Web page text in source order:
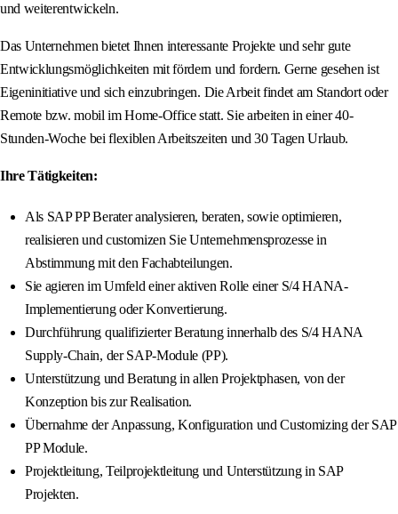
und weiterentwickeln.
Das Unternehmen bietet Ihnen interessante Projekte und sehr gute
Entwicklungsmöglichkeiten mit fördern und fordern. Gerne gesehen ist
Eigeninitiative und sich einzubringen. Die Arbeit findet am Standort oder
Remote bzw. mobil im Home-Office statt. Sie arbeiten in einer 40-
Stunden-Woche bei flexiblen Arbeitszeiten und 30 Tagen Urlaub.
Ihre Tätigkeiten:
Als SAP PP Berater analysieren, beraten, sowie optimieren,
realisieren und customizen Sie Unternehmensprozesse in
Abstimmung mit den Fachabteilungen.
Sie agieren im Umfeld einer aktiven Rolle einer S/4 HANA-
Implementierung oder Konvertierung.
Durchführung qualifizierter Beratung innerhalb des S/4 HANA
Supply-Chain, der SAP-Module (PP).
Unterstützung und Beratung in allen Projektphasen, von der
Konzeption bis zur Realisation.
Übernahme der Anpassung, Konfiguration und Customizing der SAP
PP Module.
Projektleitung, Teilprojektleitung und Unterstützung in SAP
Projekten.